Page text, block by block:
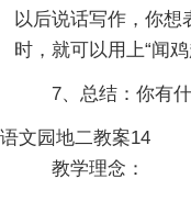
以后说话写作，你想
时，就可以用上“闻鸡
7、总结：你有
语文园地二教案14
教学理念：